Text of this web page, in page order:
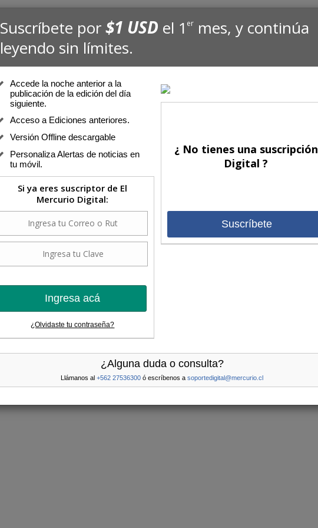
Suscríbete por$1 USD el 1er mes, y continúa
leyendo sin límites.
Accede la noche anterior a la
publicación de la edición del día
siguiente.
Acceso a Ediciones anteriores.
Versión Offline descargable
Personaliza Alertas de noticias en
tu móvil.
Si ya eres suscriptor de El
Mercurio Digital:
Ingresa acá
¿Olvidaste tu contraseña?
¿ No tienes una suscripción
Digital ?
Suscríbete
¿Alguna duda o consulta?
Llámanos al +562 27536300 ó escríbenos a soportedigital@mercurio.cl